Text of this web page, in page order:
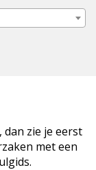
dan zie je eerst
met een